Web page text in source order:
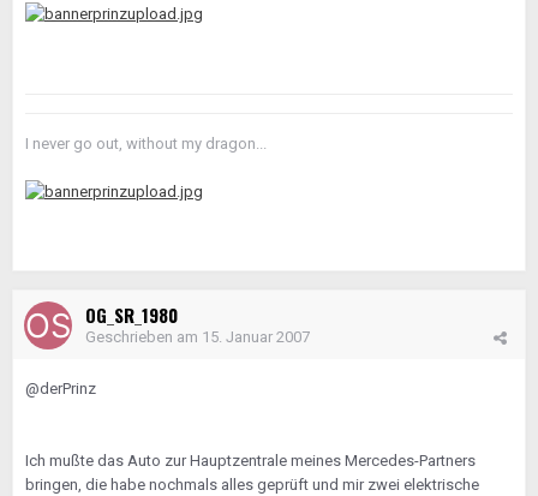
I never go out, without my dragon...
OG_SR_1980
Geschrieben am 15. Januar 2007
@derPrinz
Ich mußte das Auto zur Hauptzentrale meines Mercedes-Partners
bringen, die habe nochmals alles geprüft und mir zwei elektrische